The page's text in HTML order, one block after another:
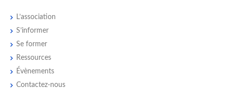
L’association
S’informer
Se former
Ressources
Évènements
Contactez-nous